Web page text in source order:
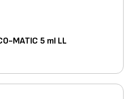
MATIC 5 ml LL